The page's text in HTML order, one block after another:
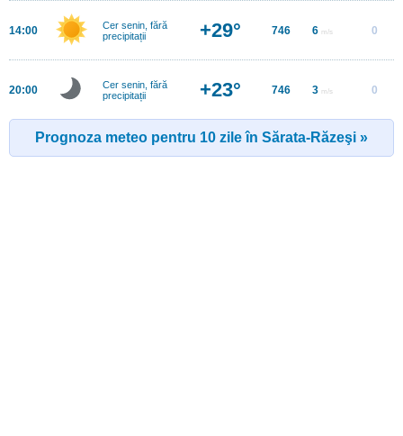
14:00
Cer senin, fără
precipitații
+29° 746 6 m/s 0
20:00
Cer senin, fără
precipitații
+23° 746 3 m/s 0
Prognoza meteo pentru 10 zile în Sărata-Răzeşi »